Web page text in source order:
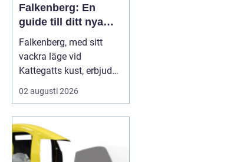
Falkenberg: En
guide till ditt nya
hem
Falkenberg, med sitt
vackra läge vid
Kattegatts kust, erbjuder
en unik livsupplevelse
för privatpersoner och
letar efter lediga
lägenheter Falkenberg,
finns det ett flertal
02 augusti 2026